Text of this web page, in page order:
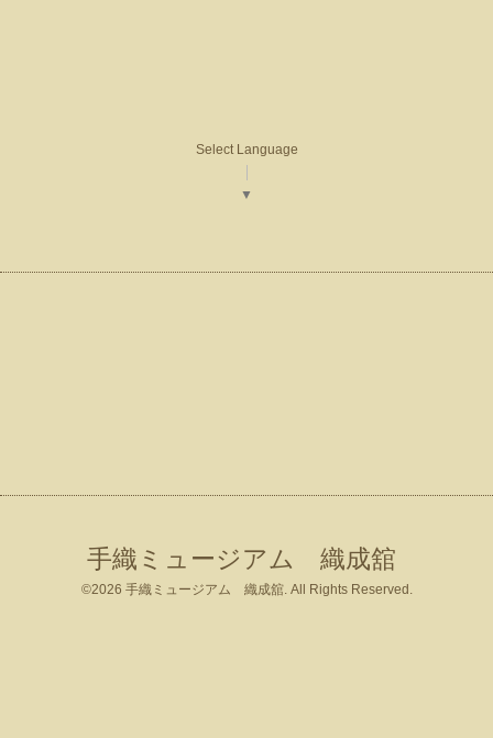
Select Language
▼
手織ミュージアム 織成舘
©2026 手織ミュージアム 織成舘. All Rights Reserved.